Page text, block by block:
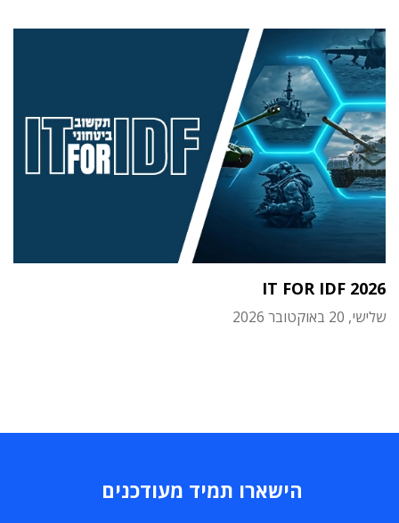
IT FOR IDF 2026
שלישי, 20 באוקטובר 2026
הישארו תמיד מעודכנים